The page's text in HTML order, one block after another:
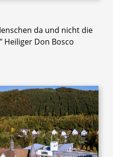
da und nicht die
Heiliger Don Bosco